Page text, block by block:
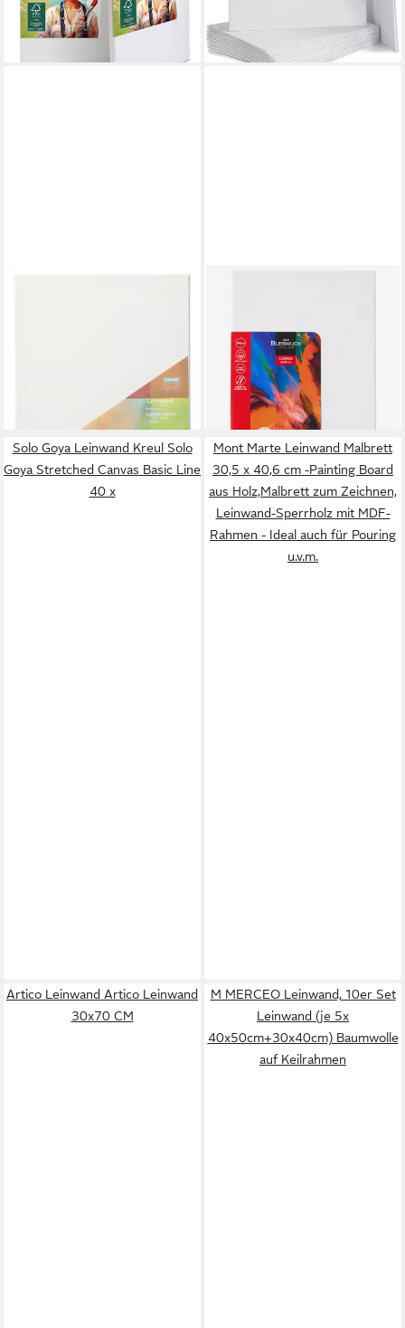
280g/m)
13,90 €
lieferbar - in 2-3 Werktagen bei dir
lieferbar - in 2-3 Werktagen bei dir
Keilrahmen
4,99 € UVP6,99 €
-29%
lieferbar - in 4-5 Werktagen bei dir
Solo Goya Leinwand Kreul Solo
Goya Stretched Canvas Basic Line
40 x
Mont Marte Leinwand Malbrett
30,5 x 40,6 cm -Painting Board
aus Holz,Malbrett zum Zeichnen,
Leinwand-Sperrholz mit MDF-
Rahmen - Ideal auch für Pouring
u.v.m.
Artico Leinwand Artico Leinwand
30x70 CM
M MERCEO Leinwand, 10er Set
Leinwand (je 5x
40x50cm+30x40cm) Baumwolle
auf Keilrahmen